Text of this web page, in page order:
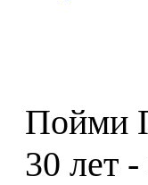
Пойми
30